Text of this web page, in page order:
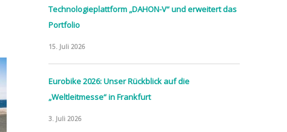
Technologieplattform „DAHON-V“ und erweitert das
Portfolio
15. Juli 2026
Eurobike 2026: Unser Rückblick auf die
„Weltleitmesse“ in Frankfurt
3. Juli 2026